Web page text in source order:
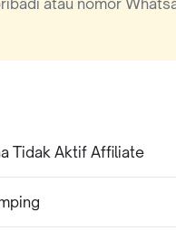
Tidak Aktif Affiliate